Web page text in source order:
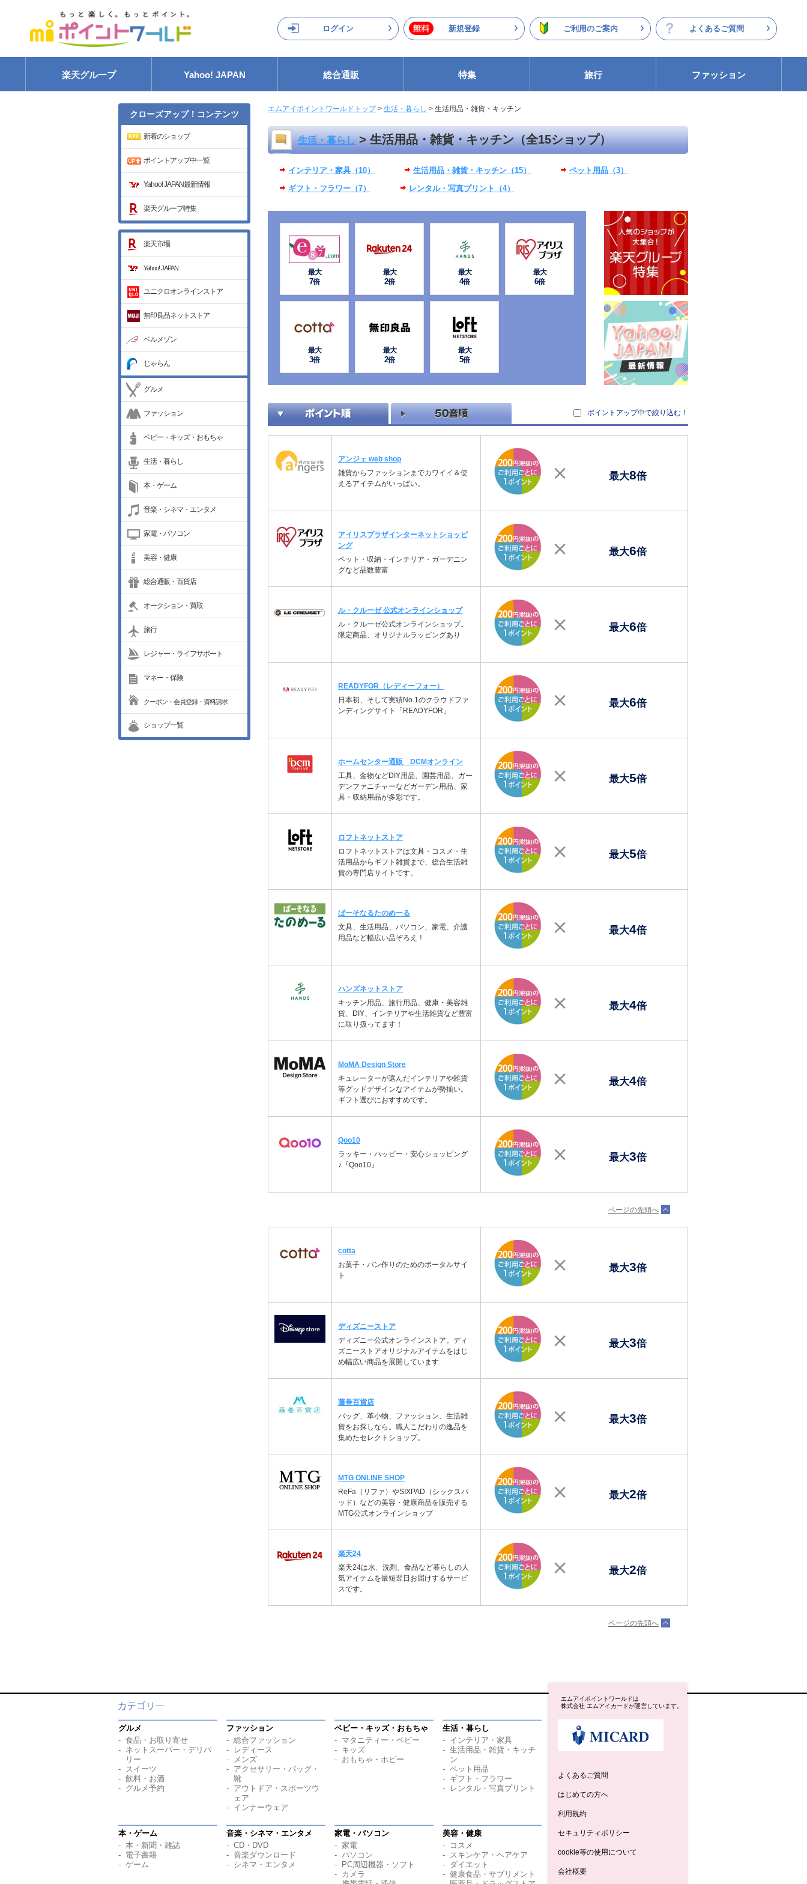
ログイン 新規登録 ご利用のご案内 よくあるご質問
楽天グループ Yahoo! JAPAN 総合通販 特集 旅行 ファッション
クローズアップ！ コンテンツ
新着のショップ
ポイントアップ中一覧
Yahoo! JAPAN最新情報
楽天グループ特集
楽天市場
Yahoo! JAPAN
ユニクロオンラインストア
無印良品ネットストア
ベルメゾン
じゃらん
グルメ
ファッション
ベビー・キッズ・おもちゃ
生活・暮らし
本・ゲーム
音楽・シネマ・エンタメ
家電・パソコン
美容・健康
総合通販・百貨店
オークション・買取
旅行
レジャー・ライフサポート
マネー・保険
クーポン・会員登録・資料請求
ショップ一覧
エムアイポイントワールドトップ> 生活・暮らし > 生活用品・雑貨・キッチン
生活・暮らし> 生活用品・雑貨・キッチン（全15ショップ）
インテリア・家具（10） 生活用品・雑貨・キッチン（15）
ペット用品（3）
ギフト・フラワー（7）
レンタル・写真プリント（4）
最大
7倍
最大
2倍
最大
4倍
最大
6倍
最大
3倍
最大
2倍
最大
5倍
ポイントアップ中で絞り込む！
アンジェ web shop
雑貨からファッションまでカワイイ＆使
えるアイテムがいっぱい。
最大8倍
アイリスプラザインターネットショッピ
ング
ペット・収納・インテリア・ガーデニン
グなど品数豊富
最大6倍
ル・クルーゼ 公式オンラインショップ
ル・クルーゼ公式オンラインショップ。
限定商品、オリジナルラッピングあり
最大6倍
READYFOR（レディーフォー）
日本初、そして実績No.1のクラウドファ
ンディングサイト「READYFOR」
最大6倍
ホームセンター通販 DCMオンライン
工具、金物などDIY用品、園芸用品、ガー
デンファニチャーなどガーデン用品、家
具・収納用品が多彩です。
最大5倍
ロフトネットストア
ロフトネットストアは文具・コスメ・生
活用品からギフト雑貨まで、総合生活雑
貨の専門店サイトです。
最大5倍
ぱーそなるたのめーる
文具、生活用品、パソコン、家電、介護
用品など幅広い品ぞろえ！
最大4倍
ハンズネットストア
キッチン用品、旅行用品、健康・美容雑
貨、DIY、インテリアや生活雑貨など豊富
に取り扱ってます！
最大4倍
MoMA Design Store
キュレーターが選んだインテリアや雑貨
等グッドデザインなアイテムが勢揃い。
ギフト選びにおすすめです。
最大4倍
Qoo10
ラッキー・ハッピー・安心ショッピング
♪『Qoo10』
最大3倍
ページの先頭へ
cotta
お菓子・パン作りのためのポータルサイ
ト
最大3倍
ディズニーストア
ディズニー公式オンラインストア。ディ
ズニーストアオリジナルアイテムをはじ
め幅広い商品を展開しています
最大3倍
藤巻百貨店
バッグ、革小物、ファッション、生活雑
貨をお探しなら。職人こだわりの逸品を
集めたセレクトショップ。
最大3倍
MTG ONLINE SHOP
ReFa（リファ）やSIXPAD（シックスパ
ッド）などの美容・健康商品を販売する
MTG公式オンラインショップ
最大2倍
楽天24
楽天24は水、洗剤、食品など暮らしの人
気アイテムを最短翌日お届けするサービ
スです。
最大2倍
ページの先頭へ
グルメ
食品・お取り寄せ
ネットスーパー・デリバ
リー
スイーツ
飲料・お酒
グルメ予約
ファッション
総合ファッション
レディース
メンズ
アクセサリー・バッグ・
靴
アウトドア・スポーツウ
ェア
インナーウェア
ベビー・キッズ・おもちゃ
マタニティー・ベビー
キッズ
おもちゃ・ホビー
生活・暮らし
インテリア・家具
生活用品・雑貨・キッチ
ン
ペット用品
ギフト・フラワー
レンタル・写真プリント
本・ゲーム
本・新聞・雑誌
電子書籍
ゲーム
音楽・シネマ・エンタメ
CD・DVD
音楽ダウンロード
シネマ・エンタメ
家電・パソコン
家電
パソコン
PC周辺機器・ソフト
カメラ
美容・健康
コスメ
スキンケア・ヘアケア
ダイエット
健康食品・サプリメント
エムアイポイントワールドは
株式会社 エムアイカードが運営しています。
よくあるご質問
はじめての方へ
利用規約
セキュリティポリシー
cookie等の使用について
会社概要